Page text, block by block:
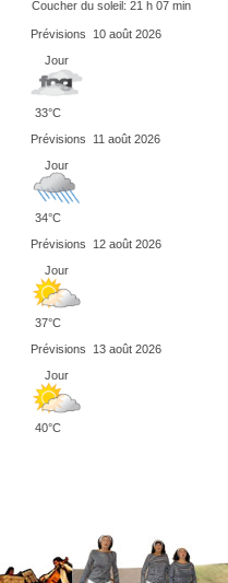
Coucher du soleil: 21 h 07 min
Prévisions
10 août 2026
Jour
33°C
Prévisions
11 août 2026
Jour
34°C
Prévisions
12 août 2026
Jour
37°C
Prévisions
13 août 2026
Jour
40°C